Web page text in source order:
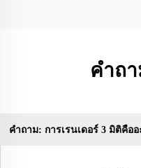
คำถ
คำถาม: การเรนเดอร์ 3 มิติคืออ